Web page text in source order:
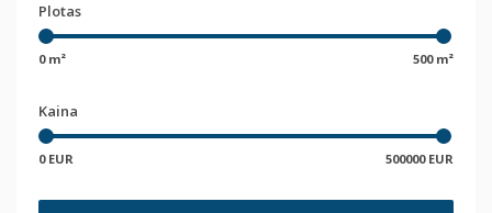
Plotas
0 m² 500 m²
Kaina
0 EUR 500000 EUR